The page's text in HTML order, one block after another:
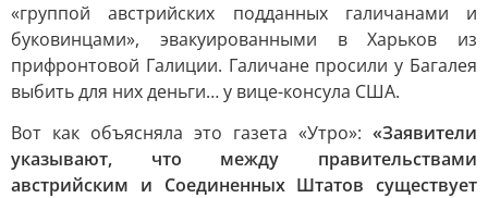
«группой австрийских подданных галичанами и
буковинцами», эвакуированными в Харьков из
прифронтовой Галиции. Галичане просили у Багалея
выбить для них деньги… у вице-консула США.
Вот как объясняла это газета «Утро»: «Заявители
указывают, что между правительствами
австрийским и Соединенных Штатов существует